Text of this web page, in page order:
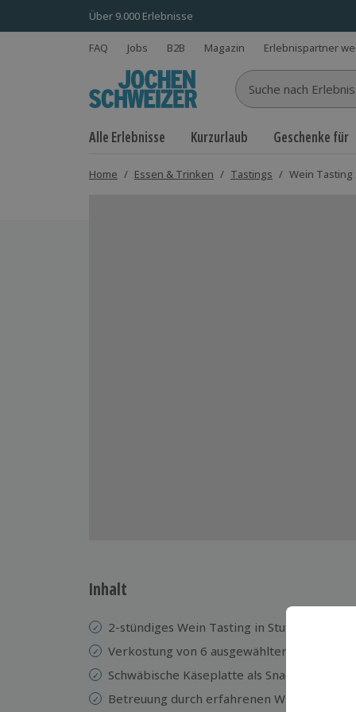
Über 9.000 Erlebnisse
FAQ Jobs B2B Magazin Erlebnispartner
Suche nach
Alle Erlebnisse Kurzurlaub Geschenke für
Home / Essen & Trinken / Tastings / Wein Tasting
Inhalt
2-stündiges Wein Tasting in Stuttgart
Verkostung von 6 ausgewählten regionalen
Schwäbische Käseplatte als Snack
Betreuung durch erfahrenen Winzer